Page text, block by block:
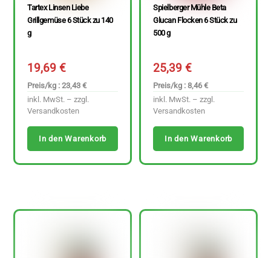
Tartex Linsen Liebe
Grillgemüse 6 Stück zu 140
g
19,69€
Preis/kg : 23,43 €
inkl. MwSt. – zzgl.
Versandkosten
In den Warenkorb
Spielberger Mühle Beta
Glucan Flocken 6 Stück zu
500 g
25,39€
Preis/kg : 8,46 €
inkl. MwSt. – zzgl.
Versandkosten
In den Warenkorb